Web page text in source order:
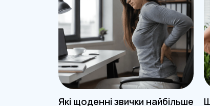
Які щоденні звички найбільше